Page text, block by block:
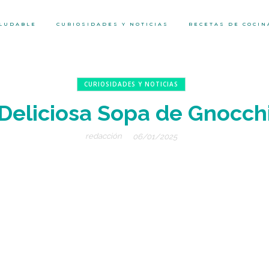
CURIOSIDADES Y NOTICIAS RECETAS DE
CURIOSIDADES Y NOTICIAS
Sopa de
redacción 06/01/2025